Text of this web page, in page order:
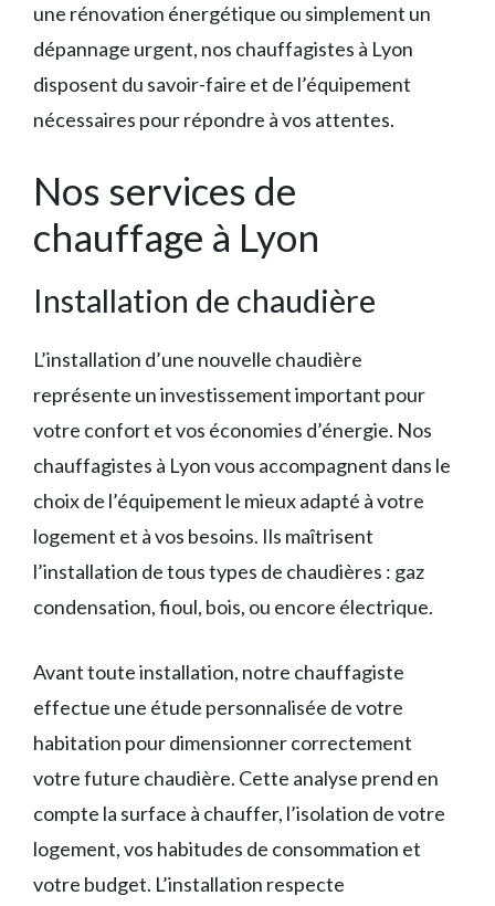
une rénovation énergétique ou simplement un
dépannage urgent, nos chauffagistes à Lyon
disposent du savoir-faire et de l’équipement
nécessaires pour répondre à vos attentes.
Nos services de
chauffage à Lyon
Installation de chaudière
L’installation d’une nouvelle chaudière
représente un investissement important pour
votre confort et vos économies d’énergie. Nos
chauffagistes à Lyon vous accompagnent dans le
choix de l’équipement le mieux adapté à votre
logement et à vos besoins. Ils maîtrisent
l’installation de tous types de chaudières : gaz
condensation, fioul, bois, ou encore électrique.
Avant toute installation, notre chauffagiste
effectue une étude personnalisée de votre
habitation pour dimensionner correctement
votre future chaudière. Cette analyse prend en
compte la surface à chauffer, l’isolation de votre
logement, vos habitudes de consommation et
votre budget. L’installation respecte